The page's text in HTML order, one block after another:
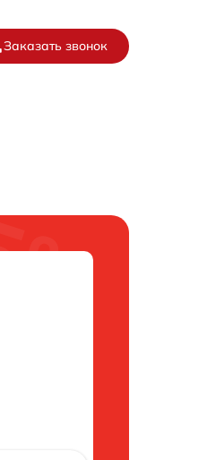
Заказать звонок